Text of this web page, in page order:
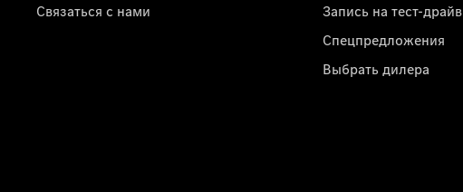
Связаться с нами
Запись на тест-драйв
Спецпредложения
Выбрать дилера